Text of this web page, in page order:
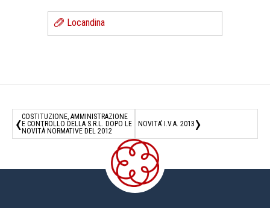
Locandina
‹COSTITUZIONE, AMMINISTRAZIONE
E CONTROLLO DELLA S.R.L. DOPO LE
NOVITÀ NORMATIVE DEL 2012
NOVITA’ I.V.A. 2013 ›